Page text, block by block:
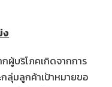
ง
ผู้บริโภคเกิดจากการ
ลุ่มลูกค้าเป้าหมายขอ